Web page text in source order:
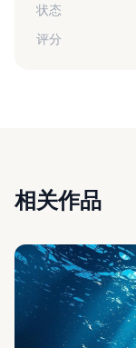
状态
评分
相关作品